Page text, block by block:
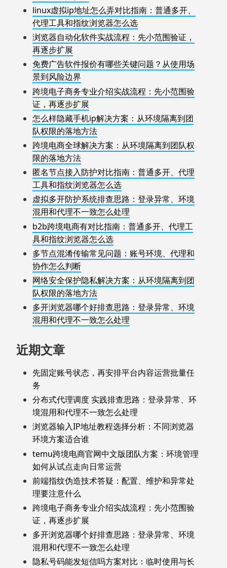
linux虚拟ip地址怎么弄对比指南：普通多开、
代理工具和指纹浏览器怎么选
浏览器自动化软件实战流程：先小范围验证，
再逐步扩展
免费广告软件报价有哪些关键问题？从使用场
景到风险边界
跨境电子商务专业介绍实战流程：先小范围验
证，再逐步扩展
怎么样隐藏手机ip解决方案：从环境隔离到团
队权限的落地方法
跨境电商全球解决方案：从环境隔离到团队权
限的落地方法
匿名节点接入防护对比指南：普通多开、代理
工具和指纹浏览器怎么选
虚拟多开防护系统排查思路：登录异常、环境
混用和代理不一致怎么处理
b2b跨境电商有对比指南：普通多开、代理工
具和指纹浏览器怎么选
多节点混淆传输常见问题：账号环境、代理和
协作怎么判断
网络安全保护隐私解决方案：从环境隔离到团
队权限的落地方法
多开浏览器哪个好排查思路：登录异常、环境
混用和代理不一致怎么处理
近期文章
先固定账号状态，再安排平台内容运营批量任
务
分布式代理调度 实践排查思路：登录异常、环
境混用和代理不一致怎么处理
浏览器输入IP地址教程选择分析：不同浏览器
环境方案适合谁
temu跨境电商官网中文版团队方案：环境管理
如何从试点走向日常运营
前端指纹伪造技术答疑：配置、维护和异常处
理要注意什么
跨境电子商务专业介绍实战流程：先小范围验
证，再逐步扩展
多开浏览器哪个好排查思路：登录异常、环境
混用和代理不一致怎么处理
隐私号码能发短信吗方案对比：临时使用与长